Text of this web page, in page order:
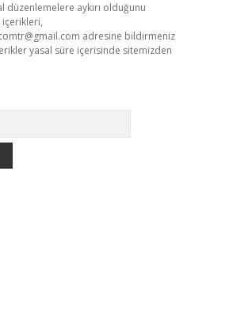
düzenlemelere aykırı olduğunu
adresine bildirmeniz
yasal süre içerisinde sitemizden